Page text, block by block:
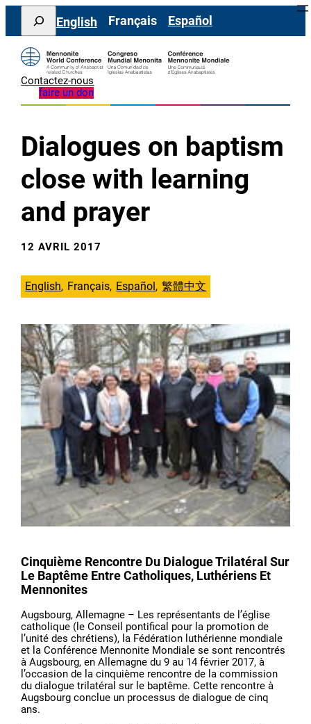
Aller
contenu
Search
English Français Español
Contactez-nous
faire un don
Dialogues on baptism
close with learning
and prayer
12 AVRIL 2017
English Français Español 繁體中文
Cinquième Rencontre Du Dialogue Trilatéral Sur
Le Baptême Entre Catholiques, Luthériens Et
Mennonites
Augsbourg, Allemagne – Les représentants de l’église
catholique (le Conseil pontifical pour la promotion de
l’unité des chrétiens), la Fédération luthérienne mondiale
et la Conférence Mennonite Mondiale se sont rencontrés
à Augsbourg, en Allemagne du 9 au 14 février 2017, à
l’occasion de la cinquième rencontre de la commission
du dialogue trilatéral sur le baptême. Cette rencontre à
Augsbourg conclue un processus de dialogue de cinq
ans.